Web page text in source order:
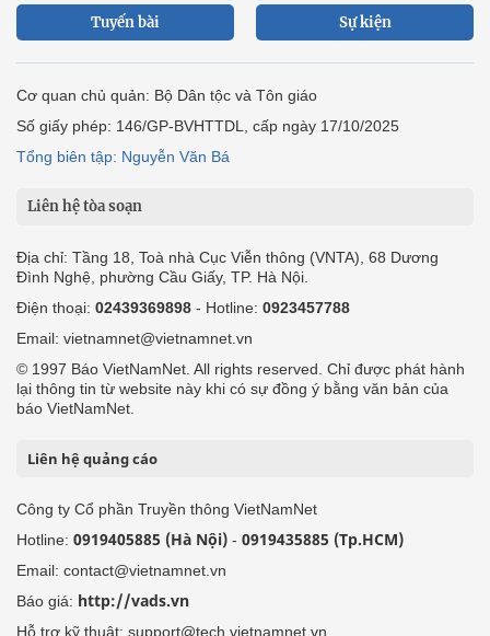
Tuyến bài Sự kiện
Cơ quan chủ quản: Bộ Dân tộc và Tôn giáo
Số giấy phép: 146/GP-BVHTTDL, cấp ngày 17/10/2025
Tổng biên tập: Nguyễn Văn Bá
Liên hệ tòa soạn
Địa chỉ: Tầng 18, Toà nhà Cục Viễn thông (VNTA), 68 Dương
Đình Nghệ, phường Cầu Giấy, TP. Hà Nội.
Điện thoại: 02439369898 - Hotline: 0923457788
Email: vietnamnet@vietnamnet.vn
© 1997 Báo VietNamNet. All rights reserved. Chỉ được phát hành
lại thông tin từ website này khi có sự đồng ý bằng văn bản của
báo VietNamNet.
Liên hệ quảng cáo
Công ty Cổ phần Truyền thông VietNamNet
Hotline: 0919405885 (Hà Nội) - 0919435885 (Tp.HCM)
Email: contact@vietnamnet.vn
Báo giá: http://vads.vn
Hỗ trợ kỹ thuật: support@tech.vietnamnet.vn